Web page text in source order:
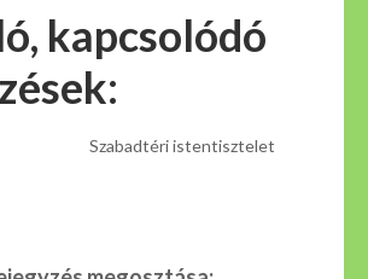
kapcsolódó
Szabadtéri istentisztelet